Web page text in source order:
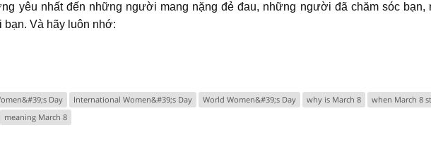
yêu nhất đến những người mang nặng đẻ đau, những người đã chăm sóc bạn,
Và hãy luôn nhớ:
Day International Women&#39;s Day World Women&#39;s Day why is March 8
when March 8
meaning March 8